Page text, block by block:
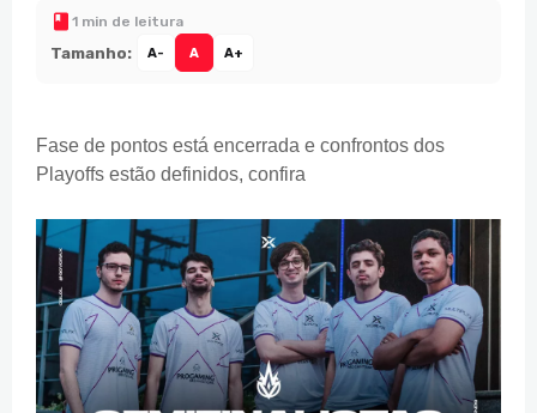
1 min de leitura
Tamanho: A- A A+
Fase de pontos está encerrada e confrontos dos
Playoffs estão definidos, confira